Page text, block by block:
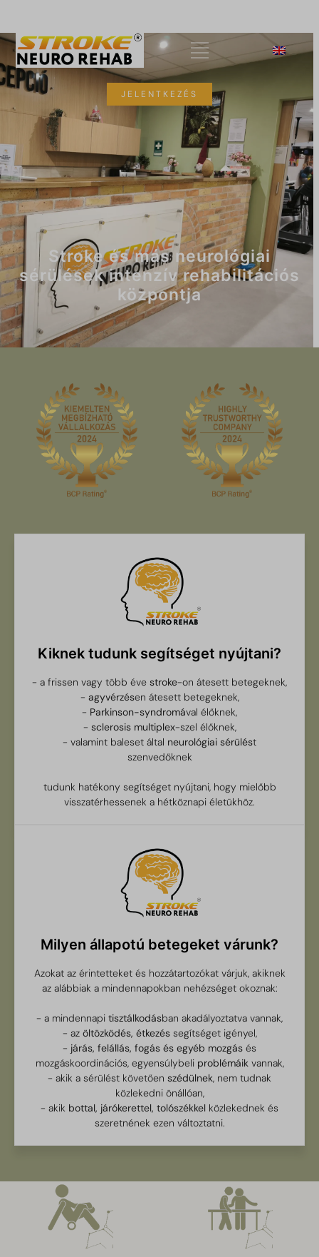
JELENTKEZÉS
Stroke és más neurológiai
sérülések intenzív rehabilitációs
központja
Kiknek tudunk segítséget nyújtani?
- a frissen vagy több éve stroke-on átesett betegeknek,
- agyvérzésen átesett betegeknek,
- Parkinson-syndromával élőknek,
- sclerosis multiplex-szel élőknek,
- valamint baleset által neurológiai sérülést
szenvedőknek
tudunk hatékony segítséget nyújtani, hogy mielőbb
visszatérhessenek a hétköznapi életükhöz.
Milyen állapotú betegeket várunk?
Azokat az érintetteket és hozzátartozókat várjuk, akiknek
az alábbiak a mindennapokban nehézséget okoznak:
- a mindennapi tisztálkodásban akadályoztatva vannak,
- az öltözködés, étkezéssegítséget igényel,
- járás, felállás, fogás és egyéb mozgás és
mozgáskoordinációs, egyensúlybeli problémáikvannak,
- akik a sérülést követően szédülnek, nem tudnak
közlekedni önállóan,
- akik bottal, járókerettel, tolószékkel közlekednek és
szeretnének ezen változtatni.